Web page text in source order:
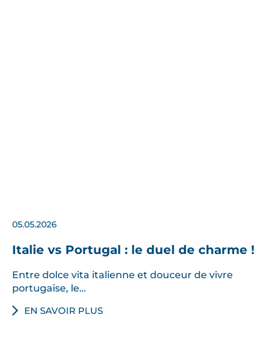
05.05.2026
Italie vs Portugal : le duel de charme !
Entre dolce vita italienne et douceur de vivre
portugaise, le…
EN SAVOIR PLUS